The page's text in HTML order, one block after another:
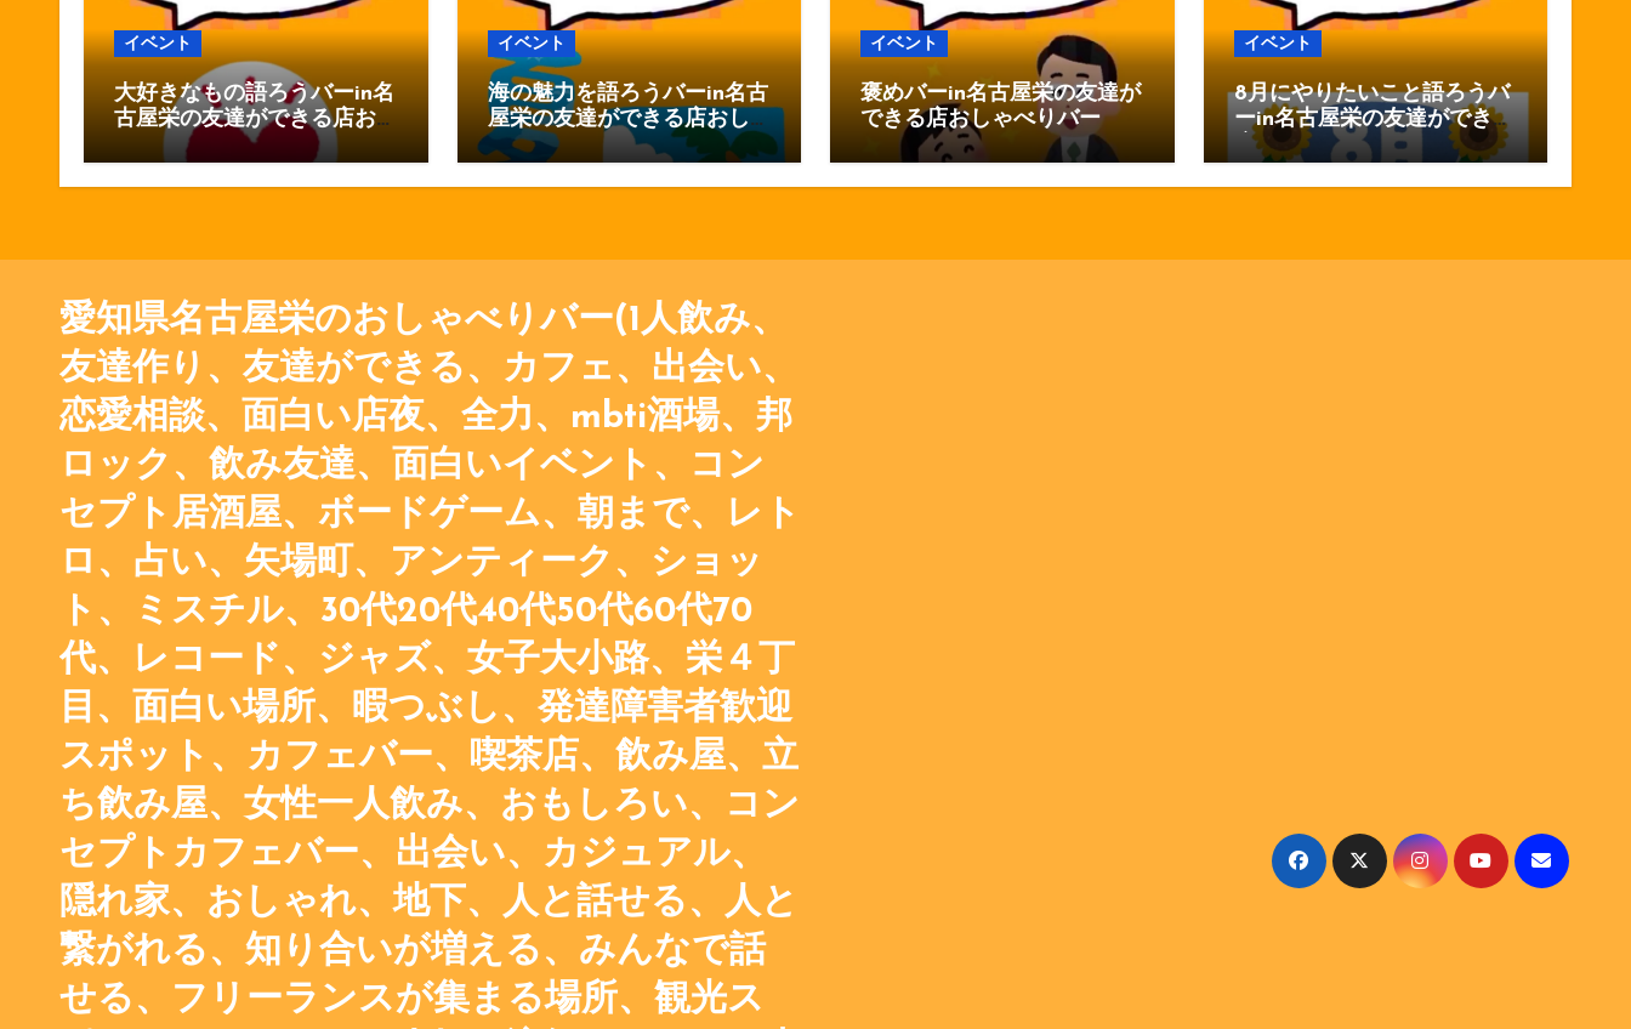
イベント
大好きなもの語ろうバーin名
古屋栄の友達ができる店お
しゃべりバー
イベント
海の魅力を語ろうバーin名古
屋栄の友達ができる店おし
ゃべりバー
イベント
褒めバーin名古屋栄の友達が
できる店おしゃべりバー
イベント
8月にやりたいこと語ろうバ
ーin名古屋栄の友達ができる
店おしゃべりバー
愛知県名古屋栄のおしゃべりバー(1人飲み、
友達作り、友達ができる、カフェ、出会い、
恋愛相談、面白い店夜、全力、mbti酒場、邦
ロック、飲み友達、面白いイベント、コン
セプト居酒屋、ボードゲーム、朝まで、レト
ロ、占い、矢場町、アンティーク、ショッ
ト、ミスチル、30代20代40代50代60代70
代、レコード、ジャズ、女子大小路、栄４丁
目、面白い場所、暇つぶし、発達障害者歓迎
スポット、カフェバー、喫茶店、飲み屋、立
ち飲み屋、女性一人飲み、おもしろい、コン
セプトカフェバー、出会い、カジュアル、
隠れ家、おしゃれ、地下、人と話せる、人と
繋がれる、知り合いが増える、みんなで話
せる、フリーランスが集まる場所、観光ス